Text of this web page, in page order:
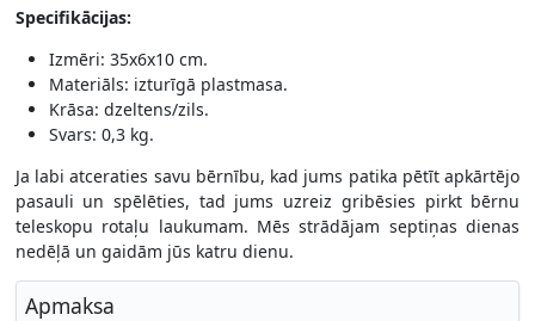
Specifikācijas:
Izmēri: 35x6x10 cm.
Materiāls: izturīgā plastmasa.
Krāsa: dzeltens/zils.
Svars: 0,3 kg.
Ja labi atceraties savu bērnību, kad jums patika pētīt apkārtējo
pasauli un spēlēties, tad jums uzreiz gribēsies pirkt bērnu
teleskopu rotaļu laukumam. Mēs strādājam septiņas dienas
nedēļā un gaidām jūs katru dienu.
Apmaksa